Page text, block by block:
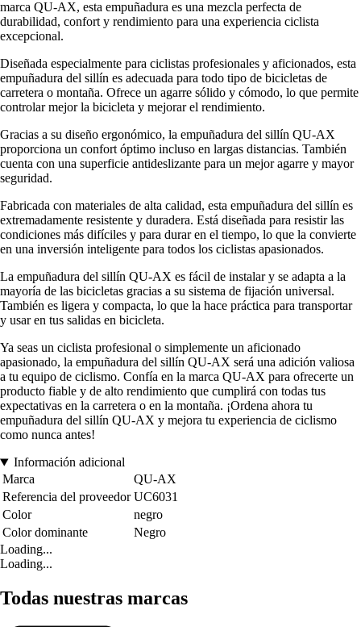
marca QU-AX, esta empuñadura es una mezcla perfecta de
durabilidad, confort y rendimiento para una experiencia ciclista
excepcional.
Diseñada especialmente para ciclistas profesionales y aficionados, esta
empuñadura del sillín es adecuada para todo tipo de bicicletas de
carretera o montaña. Ofrece un agarre sólido y cómodo, lo que permite
controlar mejor la bicicleta y mejorar el rendimiento.
Gracias a su diseño ergonómico, la empuñadura del sillín QU-AX
proporciona un confort óptimo incluso en largas distancias. También
cuenta con una superficie antideslizante para un mejor agarre y mayor
seguridad.
Fabricada con materiales de alta calidad, esta empuñadura del sillín es
extremadamente resistente y duradera. Está diseñada para resistir las
condiciones más difíciles y para durar en el tiempo, lo que la convierte
en una inversión inteligente para todos los ciclistas apasionados.
La empuñadura del sillín QU-AX es fácil de instalar y se adapta a la
mayoría de las bicicletas gracias a su sistema de fijación universal.
También es ligera y compacta, lo que la hace práctica para transportar
y usar en tus salidas en bicicleta.
Ya seas un ciclista profesional o simplemente un aficionado
apasionado, la empuñadura del sillín QU-AX será una adición valiosa
a tu equipo de ciclismo. Confía en la marca QU-AX para ofrecerte un
producto fiable y de alto rendimiento que cumplirá con todas tus
expectativas en la carretera o en la montaña. ¡Ordena ahora tu
empuñadura del sillín QU-AX y mejora tu experiencia de ciclismo
como nunca antes!
Información adicional
Marca
QU-AX
Referencia del proveedor UC6031
Color
negro
Color dominante
Negro
Loading...
Loading...
Todas nuestras marcas